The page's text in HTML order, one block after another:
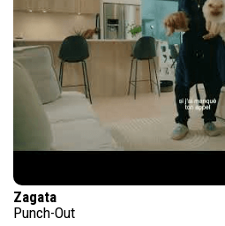
Zagata
Punch-Out